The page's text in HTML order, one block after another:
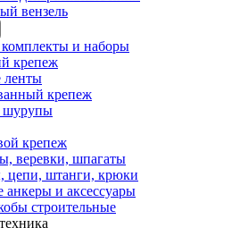
вензель
и наборы
крепеж
крепеж
шурупы
крепеж
веревки, шпагаты
цепи, штанги, крюки
анкеры и аксессуары
строительные